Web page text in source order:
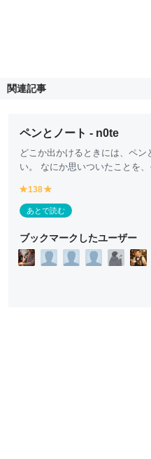
関連記事
ペンとノート - n0te
どこか出かけるときには、ペ
い。 なにか思いついたことを
y
e
ll
w
138
e
ll
w
あとで読む
ブックマークしたユーザー